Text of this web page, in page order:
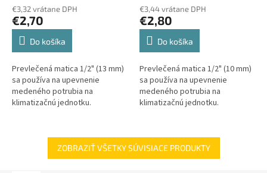
€3,32 vrátane DPH
€2,70
Do košíka
Prevlečená matica 1/2" (13 mm)
sa používa na upevnenie
medeného potrubia na
klimatizačnú jednotku.
€3,44 vrátane DPH
€2,80
Do košíka
Prevlečená matica 1/2" (10 mm)
sa používa na upevnenie
medeného potrubia na
klimatizačnú jednotku.
ZOBRAZIŤ VŠETKY SÚVISIACE PRODUKTY